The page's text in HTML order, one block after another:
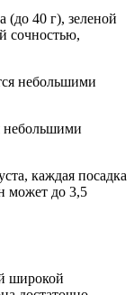
(до 40 г), зеленой
сочностью,
небольшими
каждая посадка
может до 3,5
широкой